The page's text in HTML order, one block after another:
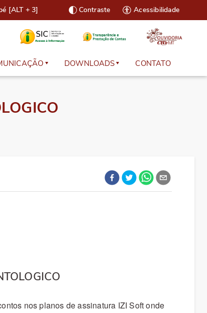
[ALT + 3] Contraste Acessibilidade
DOWNLOADS CONTATO
nos planos de assinatura IZI Soft onde